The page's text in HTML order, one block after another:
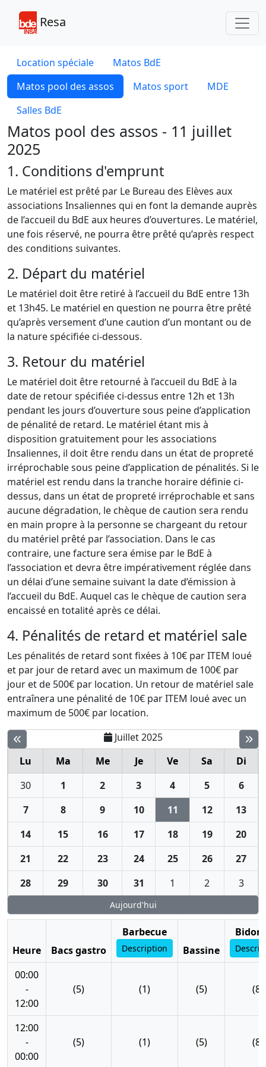
Resa
Location spéciale
Matos BdE
Matos pool des assos
Matos sport
MDE
Salles BdE
Matos pool des assos - 11 juillet
2025
1. Conditions d'emprunt
Le matériel est prêté par Le Bureau des Elèves aux
associations Insaliennes qui en font la demande auprès
de l’accueil du BdE aux heures d’ouvertures. Le matériel,
une fois réservé, ne pourra être prêté qu’après respect
des conditions suivantes.
2. Départ du matériel
Le matériel doit être retiré à l’accueil du BdE entre 13h
et 13h45. Le matériel en question ne pourra être prêté
qu’après versement d’une caution d’un montant ou de
la nature spécifiée ci-dessous.
3. Retour du matériel
Le matériel doit être retourné à l’accueil du BdE à la
date de retour spécifiée ci-dessus entre 12h et 13h
pendant les jours d’ouverture sous peine d’application
de pénalité de retard. Le matériel étant mis à
disposition gratuitement pour les associations
Insaliennes, il doit être rendu dans un état de propreté
irréprochable sous peine d’application de pénalités. Si le
matériel est rendu dans la tranche horaire définie ci-
dessus, dans un état de propreté irréprochable et sans
aucune dégradation, le chèque de caution sera rendu
en main propre à la personne se chargeant du retour
du matériel prêté par l’association. Dans le cas
contraire, une facture sera émise par le BdE à
l’association et devra être impérativement réglée dans
un délai d’une semaine suivant la date d’émission à
l’accueil du BdE. Auquel cas le chèque de caution sera
encaissé en totalité après ce délai.
4. Pénalités de retard et matériel sale
Les pénalités de retard sont fixées à 10€ par ITEM loué
et par jour de retard avec un maximum de 100€ par
jour et de 500€ par location. Un retour de matériel sale
entraînera une pénalité de 10€ par ITEM loué avec un
maximum de 500€ par location.
Juillet 2025
Lu
Ma Me Je Ve Sa
Di
30
1 2 3 4 5
6
7
8 9 10 11 12
13
14
15 16 17 18 19
20
21
22 23 24 25 26
27
28
29 30 31 1 2 3
Aujourd'hui
Heure Bacs gastro
Barbecue
Description Bassine
Bidon
00:00
-
12:00
(5) (1) (5) (8)
12:00
-
00:00
(5) (1) (5) (8)